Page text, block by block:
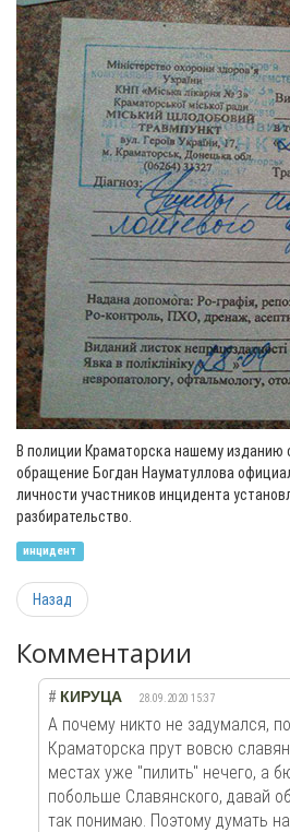
В полиции Краматорска нашему изданию
обращение Богдан Науматуллова
личности участников инцидента
разбирательство.
инцидент
Назад
Комментарии
# КИРУЦА 28.09.2020 15:37
А почему никто не задумался,
Краматорска прут вовсю
местах уже "пилить" нечего, а
побольше Славянского, давай
так понимаю. Поэтому думать